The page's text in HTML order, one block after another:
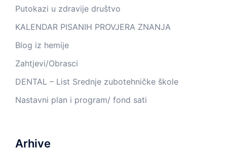
Putokazi u zdravije društvo
KALENDAR PISANIH PROVJERA ZNANJA
Blog iz hemije
Zahtjevi/Obrasci
DENTAL – List Srednje zubotehničke škole
Nastavni plan i program/ fond sati
Arhive